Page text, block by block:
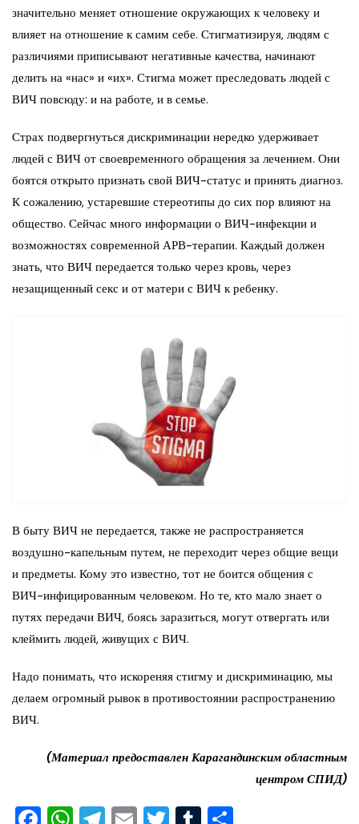
значительно меняет отношение окружающих к человеку и
влияет на отношение к самим себе. Стигматизируя, людям с
различиями приписывают негативные качества, начинают
делить на «нас» и «их». Стигма может преследовать людей с
ВИЧ повсюду: и на работе, и в семье.
Страх подвергнуться дискриминации нередко удерживает
людей с ВИЧ от своевременного обращения за лечением. Они
боятся открыто признать свой ВИЧ-статус и принять диагноз.
К сожалению, устаревшие стереотипы до сих пор влияют на
общество. Сейчас много информации о ВИЧ-инфекции и
возможностях современной АРВ-терапии. Каждый должен
знать, что ВИЧ передается только через кровь, через
незащищенный секс и от матери с ВИЧ к ребенку.
В быту ВИЧ не передается, также не распространяется
воздушно-капельным путем, не переходит через общие вещи
и предметы. Кому это известно, тот не боится общения с
ВИЧ-инфицированным человеком. Но те, кто мало знает о
путях передачи ВИЧ, боясь заразиться, могут отвергать или
клеймить людей, живущих с ВИЧ.
Надо понимать, что искореняя стигму и дискриминацию, мы
делаем огромный рывок в противостоянии распространению
ВИЧ.
(Материал предоставлен Карагандинским областным
центром СПИД)